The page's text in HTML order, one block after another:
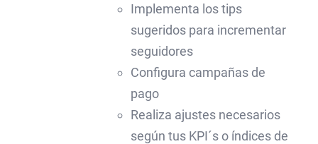
Implementa los tips
sugeridos para incrementar
seguidores
Configura campañas de
pago
Realiza ajustes necesarios
según tus KPI´s o índices de